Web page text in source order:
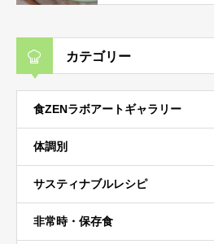
カテゴリー
食ZENラボアートギャラリー
体調別
サスティナブルレシピ
非常時・保存食